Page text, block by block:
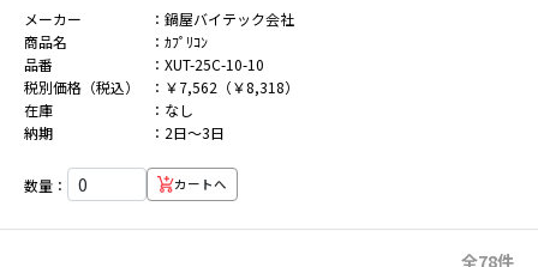
メーカー
鍋屋バイテック会社
商品名
ｶﾌﾟﾘｺﾝ
品番
XUT-25C-10-10
税別価格（税込）
￥7,562（￥8,318）
在庫
なし
納期
2日～3日
数量： カートへ
全78件